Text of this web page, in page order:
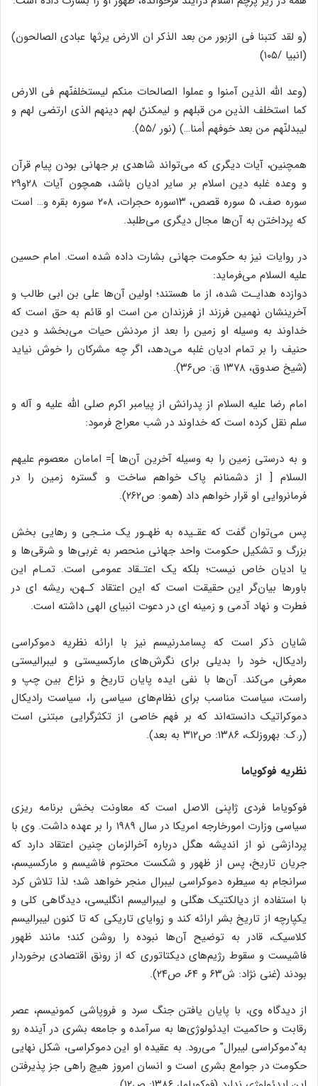
(و لقد کتبنا فی الزبور من بعد الذکر ان الارض یرثها عبادی الصالحون)
(انبیا /۱۰۵)
(وعد الله الذین آمنوا و عملوا الصالحات منکم لیستخلفنّهم فی الارض
کما استخلف الذین من قبلهم و لیمکننّ لهم دینهم الذی ارتضی لهم و
لیبدلنّهم من بعد خوفهم أمنا…) (نور /۵۵).
همچنین، آیات دیگری که می‌تواند شاهدی بر جهانی بودن پیام قرآن
و وعده غلبه دین اسلام بر سایر ادیان باشد، همچون آیات ۲۸و۲۹
سوره صف، ۵ سوره قصص، ۱۳سوره حجرات، ۲۰۸ سوره بقره و… است
که پرداختن به آن‌ها مجال دیگری می‌طلبد.
در روایات نیز به حکومت جهانی بشارت داده شده است. امام حسین
علیه السلام می‌فرماید:
دوازده هدایـت شده، از ما هستند؛ اولین آن‌ها علی بن ابی طالب و
آخرینشان نهمین فرزند از فرزندان من است او قائم به حق است که
خداوند به وسیله او زمین را بعد از مردنش حیات می‌بخشد و دین
حنیف را بر تمام ادیان غلبه می‌دهد، اگر چه مشرکان را خوش نیاید
(شیخ صدوق، ۱۳۷۸ ق: ص۳۶).
امام رضا علیه السلام از پدرانش از پیامبر اکرم صلی الله علیه و آله و
سلم نقل کرده است که خداوند در شب معراج فرمود:
و به درستی زمین را به وسیله آخرین آن‌ها ]= امامان معصوم علیهم
السلام [ از دشمنانم پاک خواهم ساخت و گستره زمین را در
فرمانروایی او قرار خواهم داد (همو: ص۲۶۲).
پس می‌توان گفت که عقـیده به ظهـور یک منـجی و رهایی بخش
بزرگ و تشکیل حکومت واحد جهانی منحصر به غربی‌ها و شرقی‌ها و
یا ادیان خاص نیست؛ بلکه یک اعتـقاد عمومی است. تمـام این
باورها بیان‌گر این حقیقت است که این اعتقاد کـهن، ریشه ای در
فطرت و نهاد آدمی و زمینه ای در دعوت انبیای الهی داشته است.
شایان ذکر است که پسامدرنیسم نیز با ارائه نظریه دموکراسی
رادیکال، خود را بدیلی برای نگرش‌های مارکسیستی و لیبرالیستی
معرفی می‌کند. آن‌ها با نفی ایده پایان تاریخ و نزاع بین چپ و
راست، سیاست مناسب برای نظام‌های سیاسی را، سیاست رادیکال
دموکراتیک دانسته‌اند که بر فهم خاصی از تکثرگرایی مبتنی است
(ر.ک: بهروزلک، ۱۳۸۶: ص۳۱۲ به بعد).
نظریه فوکویاما
فوکویاما فردی ژاپنی الاصل است که معاونت بخش برنامه ریزی
سیاسی وزارت امورخارجه امریکا در سال ۱۹۸۹ را بر عهده داشت. وی با
پردازشی نو از اندیشه هگل درباره آخرالزمان چنین اعتقاد دارد که
جریان تاریخ، پس از ظهور و شکست محتوم فاشیسم و مارکسیسم،
سرانجام به سیطره دموکراسی لیبرال منجر خواهد شد؛ لذا تلاش کرد
با استفاده از دیالکتیک هگلی و لیبرالیسم انگلیسی، دیدگاهی کلی و
یکپارچه از تاریخ بشر ارائه کند و زوایای تاریکی که تا کنون لیبرالیسم
کلاسیک، قادر به توضیح آن‌ها نبوده را روشن کند؛ مانند ظهور
فاشیست و سقوط رژیم‌های دیکتاتوری که از رونق اقتصادی برخوردار
بودند (غنی نژاد: ش۶۳ و ۶۴، ص۲۴).
از دیدگاه وی، با پایان یافتن جنگ سرد و فروپاشی کمونیسم، عصر
رقابت و حاکمیت ایدئولوژی‌ها به سرآمده و جامعه بشری در آینده رو
به”دموکراسی لیبرال” می‌رود. به عقیده او این دموکراسی، شکل نهایی
حکومت در جوامع بشری است و انسان امروز هیچ راهی جز پذیرفتن